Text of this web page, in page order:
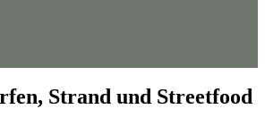
Strand und Streetfood